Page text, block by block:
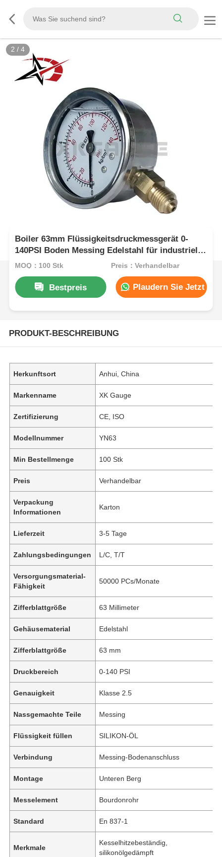
2 / 4
Boiler 63mm Flüssigkeitsdruckmessgerät 0-
140PSI Boden Messing Edelstahl für industrielle
Überwachung
MOQ：100 Stk Preis：Verhandelbar
Bestpreis Plaudern Sie Jetzt
PRODUKT-BESCHREIBUNG
Herkunftsort Anhui, China
Markenname XK Gauge
Zertifizierung CE, ISO
Modellnummer YN63
Min Bestellmenge 100 Stk
Preis Verhandelbar
Verpackung
Informationen
Karton
Lieferzeit 3-5 Tage
Zahlungsbedingungen L/C, T/T
Versorgungsmaterial-
Fähigkeit
50000 PCs/Monate
Zifferblattgröße 63 Millimeter
Gehäusematerial Edelstahl
Zifferblattgröße 63 mm
Druckbereich 0-140 PSI
Genauigkeit Klasse 2.5
Nassgemachte Teile Messing
Flüssigkeit füllen SILIKON-ÖL
Verbindung Messing-Bodenanschluss
Montage Unteren Berg
Messelement Bourdonrohr
Standard En 837-1
Merkmale
Kesselhitzebeständig,
silikonölgedämpft